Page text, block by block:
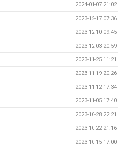
2024-01-07 21:02
2023-12-17 07:36
2023-12-10 09:45
2023-12-03 20:59
2023-11-25 11:21
2023-11-19 20:26
2023-11-12 17:34
2023-11-05 17:40
2023-10-28 22:21
2023-10-22 21:16
2023-10-15 17:00